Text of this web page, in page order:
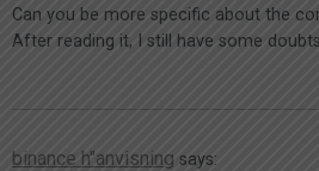
Can you be more specific about the
After reading it, I still have some
binance h"anvisning says: